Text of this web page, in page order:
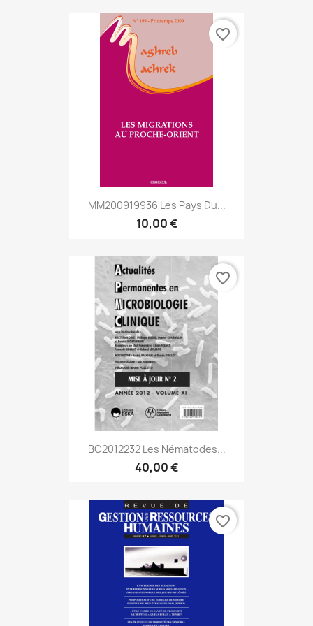
MM200919936 Les Pays Du...
10,00 €
favorite_border
BC2012232 Les Nématodes...
40,00 €
favorite_border
favorite_border